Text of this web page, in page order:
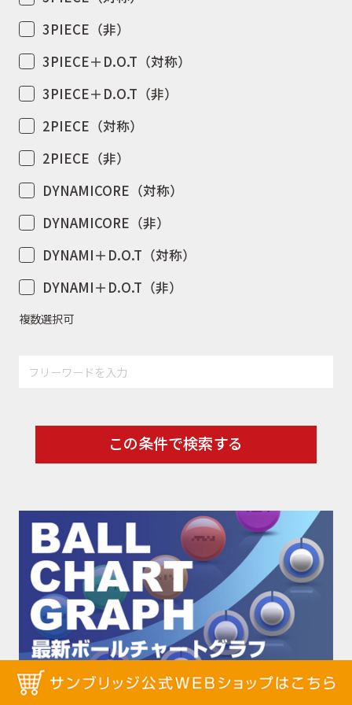
3PIECE（非）
3PIECE＋D.O.T（対称）
3PIECE＋D.O.T（非）
2PIECE（対称）
2PIECE（非）
DYNAMICORE（対称）
DYNAMICORE（非）
DYNAMI＋D.O.T（対称）
DYNAMI＋D.O.T（非）
複数選択可
この条件で検索する